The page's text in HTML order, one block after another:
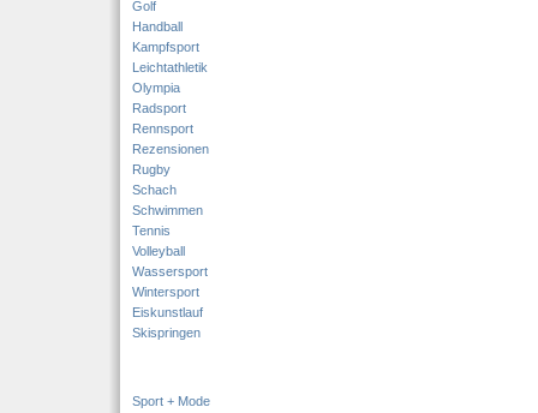
Golf
Handball
Kampfsport
Leichtathletik
Olympia
Radsport
Rennsport
Rezensionen
Rugby
Schach
Schwimmen
Tennis
Volleyball
Wassersport
Wintersport
Eiskunstlauf
Skispringen
Sport + Mode